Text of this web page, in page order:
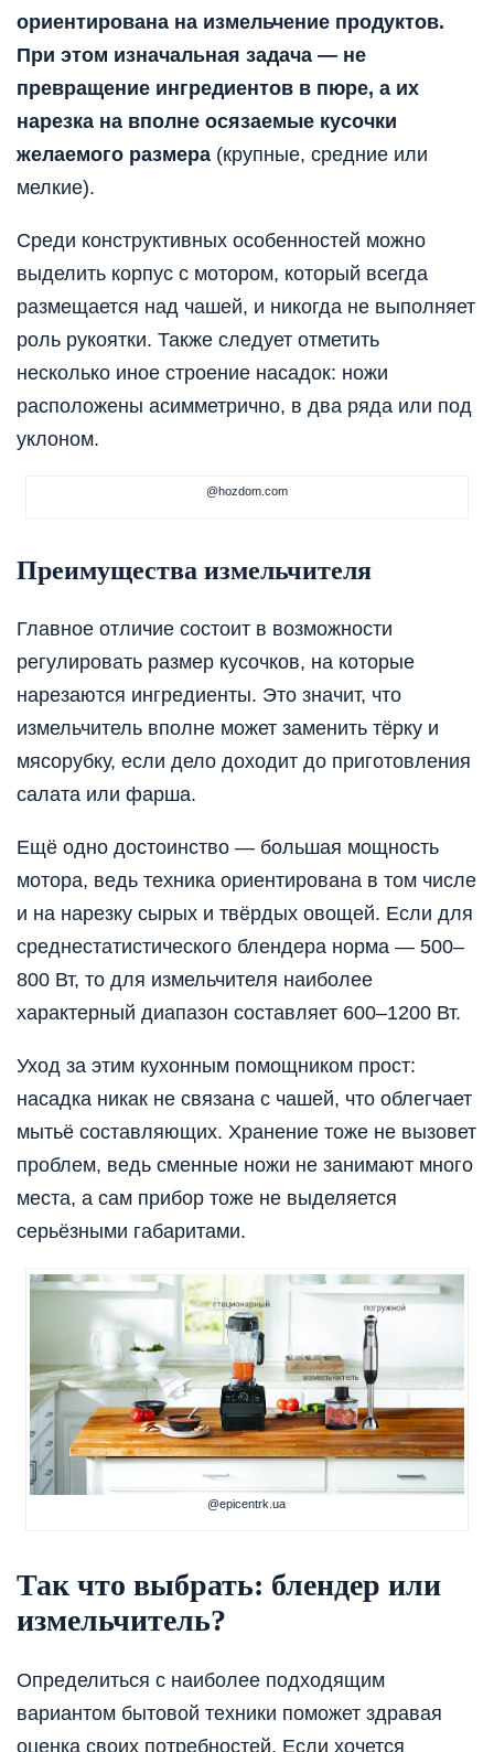
ориентирована на измельчение продуктов.
При этом изначальная задача — не
превращение ингредиентов в пюре, а их
нарезка на вполне осязаемые кусочки
желаемого размера (крупные, средние или
мелкие).
Среди конструктивных особенностей можно
выделить корпус с мотором, который всегда
размещается над чашей, и никогда не выполняет
роль рукоятки. Также следует отметить
несколько иное строение насадок: ножи
расположены асимметрично, в два ряда или под
уклоном.
@hozdom.com
Преимущества измельчителя
Главное отличие состоит в возможности
регулировать размер кусочков, на которые
нарезаются ингредиенты. Это значит, что
измельчитель вполне может заменить тёрку и
мясорубку, если дело доходит до приготовления
салата или фарша.
Ещё одно достоинство — большая мощность
мотора, ведь техника ориентирована в том числе
и на нарезку сырых и твёрдых овощей. Если для
среднестатистического блендера норма — 500–
800 Вт, то для измельчителя наиболее
характерный диапазон составляет 600–1200 Вт.
Уход за этим кухонным помощником прост:
насадка никак не связана с чашей, что облегчает
мытьё составляющих. Хранение тоже не вызовет
проблем, ведь сменные ножи не занимают много
места, а сам прибор тоже не выделяется
серьёзными габаритами.
@epicentrk.ua
Так что выбрать: блендер или
измельчитель?
Определиться с наиболее подходящим
вариантом бытовой техники поможет здравая
оценка своих потребностей. Если хочется